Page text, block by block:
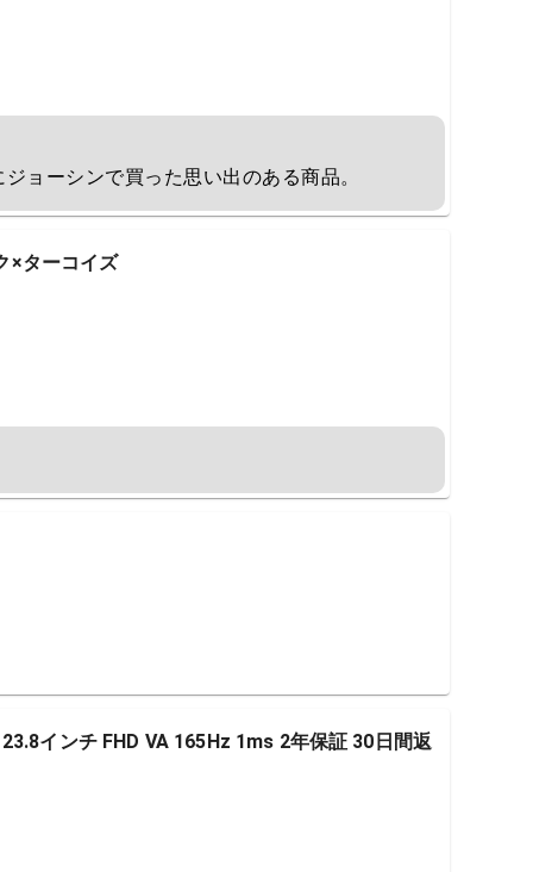
ョーシンで買った思い出のある商品。
×ターコイズ
インチ FHD VA 165Hz 1ms 2年保証 30日間返